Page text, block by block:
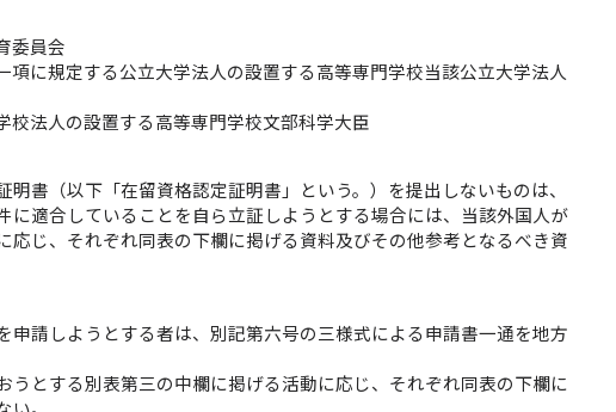
委員会
項に規定する公立大学法人の設置する高等専門学校当該公立大学法人
校法人の設置する高等専門学校文部科学大臣
書（以下「在留資格認定証明書」という。）を提出しないものは、
適合していることを自ら立証しようとする場合には、当該外国人が
じ、それぞれ同表の下欄に掲げる資料及びその他参考となるべき資
請しようとする者は、別記第六号の三様式による申請書一通を地方
とする別表第三の中欄に掲げる活動に応じ、それぞれ同表の下欄に